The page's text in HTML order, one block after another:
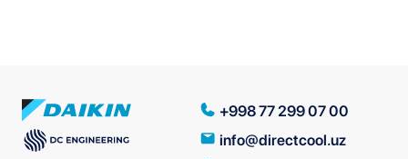
+998 77 299 07 00
info@directcool.uz